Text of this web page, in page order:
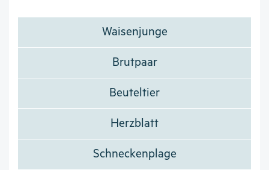
Waisenjunge
Brutpaar
Beuteltier
Herzblatt
Schneckenplage